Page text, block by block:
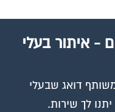
- איתור בעלי
דואג שבעלי
לך שירות.